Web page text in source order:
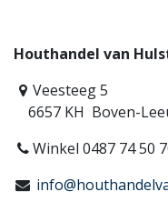
Houthandel van
Veesteeg 5
6657 KH Boven-
Winkel 0487 74 50